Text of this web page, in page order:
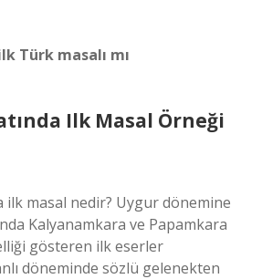
Türk masalı mı
Ilk Masal Örneği
ilk masal nedir? Uygur dönemine
Kalyanamkara ve Papamkara
gösteren ilk eserler
döneminde sözlü gelenekten